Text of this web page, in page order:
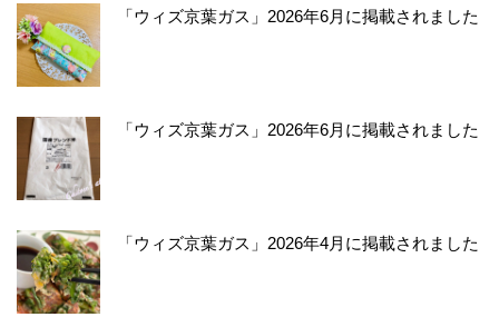
「ウィズ京葉ガス」2026年6月に掲載されました
「ウィズ京葉ガス」2026年6月に掲載されました
「ウィズ京葉ガス」2026年4月に掲載されました